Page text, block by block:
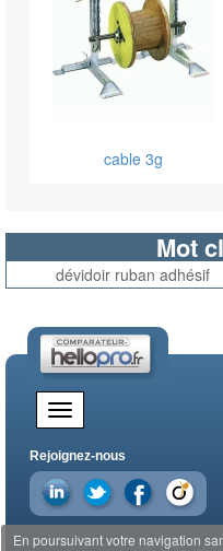
cable 3g
Mot
dévidoir ruban adhésif
Rejoignez-nous
En poursuivant votre navigation